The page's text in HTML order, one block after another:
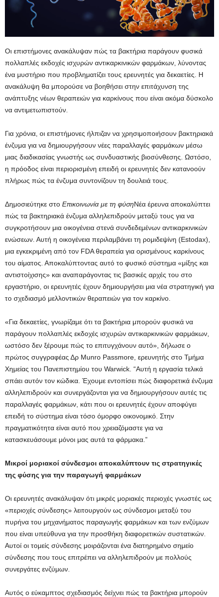
Οι επιστήμονες ανακάλυψαν πώς τα βακτήρια παράγουν φυσικά
πολλαπλές εκδοχές ισχυρών αντικαρκινικών φαρμάκων, λύνοντας
ένα μυστήριο που προβληματίζει τους ερευνητές για δεκαετίες. Η
ανακάλυψη θα μπορούσε να βοηθήσει στην επιτάχυνση της
ανάπτυξης νέων θεραπειών για καρκίνους που είναι ακόμα δύσκολο
να αντιμετωπιστούν.
Για χρόνια, οι επιστήμονες ήλπιζαν να χρησιμοποιήσουν βακτηριακά
ένζυμα για να δημιουργήσουν νέες παραλλαγές φαρμάκων μέσω
μιας διαδικασίας γνωστής ως συνδυαστικής βιοσύνθεσης. Ωστόσο,
η πρόοδος είναι περιορισμένη επειδή οι ερευνητές δεν κατανοούν
πλήρως πώς τα ένζυμα συντονίζουν τη δουλειά τους.
Δημοσιεύτηκε στο Επικοινωνία με τη φύσηΝέα έρευνα αποκαλύπτει
πώς τα βακτηριακά ένζυμα αλληλεπιδρούν μεταξύ τους για να
συγκροτήσουν μια οικογένεια στενά συνδεδεμένων αντικαρκινικών
ενώσεων. Αυτή η οικογένεια περιλαμβάνει τη ρομιδεψίνη (Estodax),
μια εγκεκριμένη από τον FDA θεραπεία για ορισμένους καρκίνους
του αίματος. Αποκαλύπτοντας αυτό το φυσικό σύστημα «μίξης και
αντιστοίχισης» και αναπαράγοντας τις βασικές αρχές του στο
εργαστήριο, οι ερευνητές έχουν δημιουργήσει μια νέα στρατηγική για
το σχεδιασμό μελλοντικών θεραπειών για τον καρκίνο.
«Για δεκαετίες, γνωρίζαμε ότι τα βακτήρια μπορούν φυσικά να
παράγουν πολλαπλές εκδοχές ισχυρών αντικαρκινικών φαρμάκων,
ωστόσο δεν ξέρουμε πώς το επιτυγχάνουν αυτό», δήλωσε ο
πρώτος συγγραφέας Δρ Munro Passmore, ερευνητής στο Τμήμα
Χημείας του Πανεπιστημίου του Warwick. “Αυτή η εργασία τελικά
σπάει αυτόν τον κώδικα. Έχουμε εντοπίσει πώς διαφορετικά ένζυμα
αλληλεπιδρούν και συνεργάζονται για να δημιουργήσουν αυτές τις
παραλλαγές φαρμάκων, κάτι που οι ερευνητές έχουν αποφύγει
επειδή το σύστημα είναι τόσο όμορφο οικονομικό. Στην
πραγματικότητα είναι αυτό που χρειαζόμαστε για να
κατασκευάσουμε μόνοι μας αυτά τα φάρμακα.”
Μικροί μοριακοί σύνδεσμοι αποκαλύπτουν τις στρατηγικές
της φύσης για την παραγωγή φαρμάκων
Οι ερευνητές ανακάλυψαν ότι μικρές μοριακές περιοχές γνωστές ως
«περιοχές σύνδεσης» λειτουργούν ως σύνδεσμοι μεταξύ του
πυρήνα του μηχανήματος παραγωγής φαρμάκων και των ενζύμων
που είναι υπεύθυνα για την προσθήκη διαφορετικών συστατικών.
Αυτοί οι τομείς σύνδεσης μοιράζονται ένα διατηρημένο σημείο
σύνδεσης που τους επιτρέπει να αλληλεπιδρούν με πολλούς
συνεργάτες ενζύμων.
Αυτός ο εύκαμπτος σχεδιασμός δείχνει πώς τα βακτήρια μπορούν